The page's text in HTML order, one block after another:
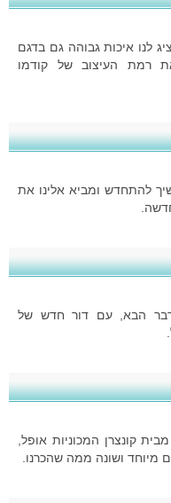
לנו איכות גבוהה גם בדגם
רמת העיצוב של קודמו
להתחדש ומביא אלינו את
הבא, עם דור חדש של
קונצרן המכוניות אופל,
מיוחד ושונה ממה שהכרנו.